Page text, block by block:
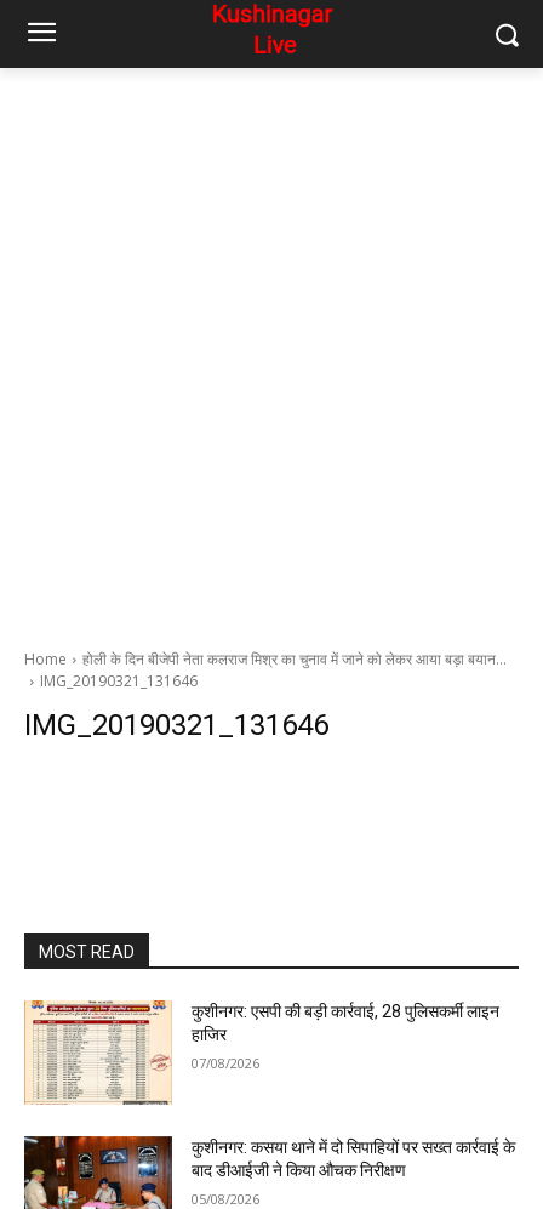
Home
होली के दिन बीजेपी नेता कलराज मिश्र का चुनाव में जाने को लेकर आया बड़ा बयान…
IMG_20190321_131646
IMG_20190321_131646
MOST READ
कुशीनगर: एसपी की बड़ी कार्रवाई, 28 पुलिसकर्मी लाइन
हाजिर
07/08/2026
कुशीनगर: कसया थाने में दो सिपाहियों पर सख्त कार्रवाई के
बाद डीआईजी ने किया औचक निरीक्षण
05/08/2026